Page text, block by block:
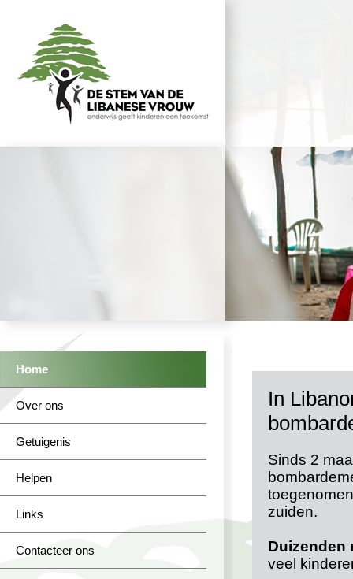
Home
Over ons
Getuigenis
Helpen
Links
Contacteer ons
In
Sinds 2
zuiden.
Duizenden
veel